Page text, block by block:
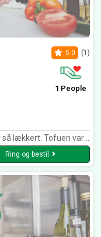
5.0 (1)
1 People
så lækkert. Glæder mig til jeg skal have det igen.
Ring og bestil